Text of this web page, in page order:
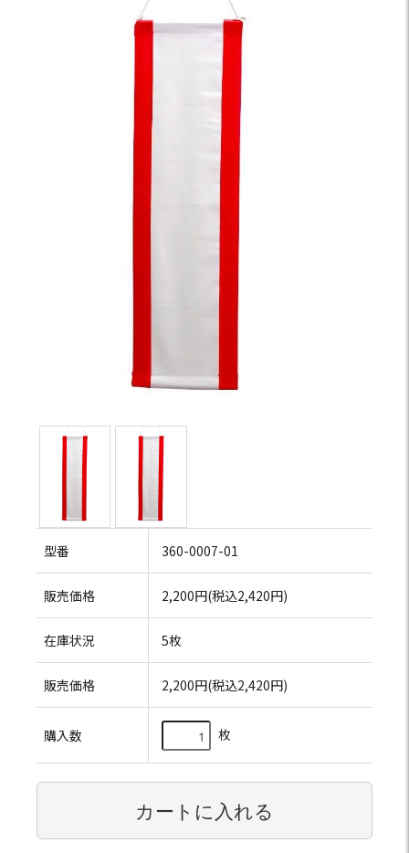
型番 360-0007-01
販売価格 2,200円(税込2,420円)
在庫状況 5枚
販売価格 2,200円(税込2,420円)
購入数 枚